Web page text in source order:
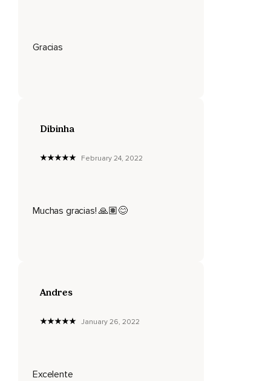
Gracias
Dibinha
February 24, 2022
Muchas gracias! 🙏🏽😊
Andres
January 26, 2022
Excelente